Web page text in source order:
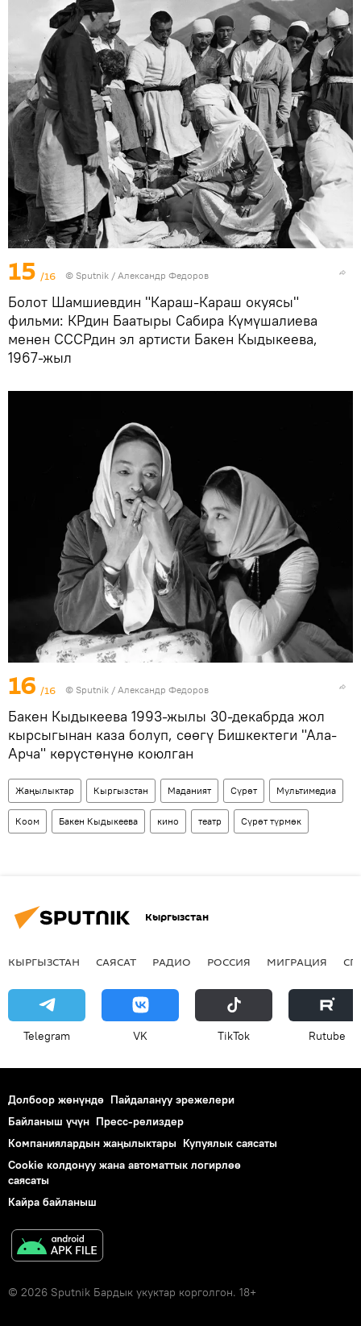
15 /16 © Sputnik / Александр Федоров
Болот Шамшиевдин "Караш-Караш окуясы"
фильми: КРдин Баатыры Сабира Күмүшалиева
менен СССРдин эл артисти Бакен Кыдыкеева,
1967-жыл
16 /16 © Sputnik / Александр Федоров
Бакен Кыдыкеева 1993-жылы 30-декабрда жол
кырсыгынан каза болуп, сөөгү Бишкектеги "Ала-
Арча" көрүстөнүнө коюлган
Жаңылыктар Кыргызстан Маданият Сүрөт Мультимедиа
Коом Бакен Кыдыкеева кино театр Сүрөт түрмөк
Кыргызстан
КЫРГЫЗСТАН САЯСАТ РАДИО РОССИЯ МИГРАЦИЯ
Telegram VK ТikТоk Rutube
Долбоор жөнүндө Пайдалануу эрежелери
Байланыш үчүн Пресс-релиздер
Компаниялардын жаңылыктары Купуялык саясаты
Cookie колдонуу жана автоматтык логирлөө
саясаты
Кайра байланыш
© 2026 Sputnik Бардык укуктар корголгон. 18+